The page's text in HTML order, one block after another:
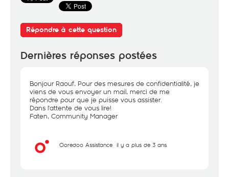
Répondre à cette question
Dernières réponses postées
Bonjour Raouf, Pour des mesures de confidentialité, je
viens de vous envoyer un mail, merci de me
répondre pour que je puisse vous assister.
Dans l'attente de vous lire!
Faten, Community Manager
Ooredoo Assistance il y a plus de 3 ans